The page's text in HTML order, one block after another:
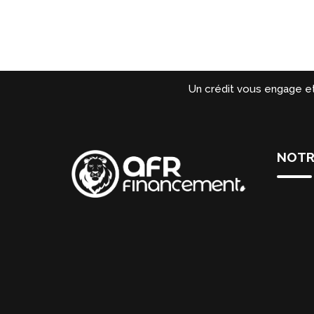
Un crédit vous engage